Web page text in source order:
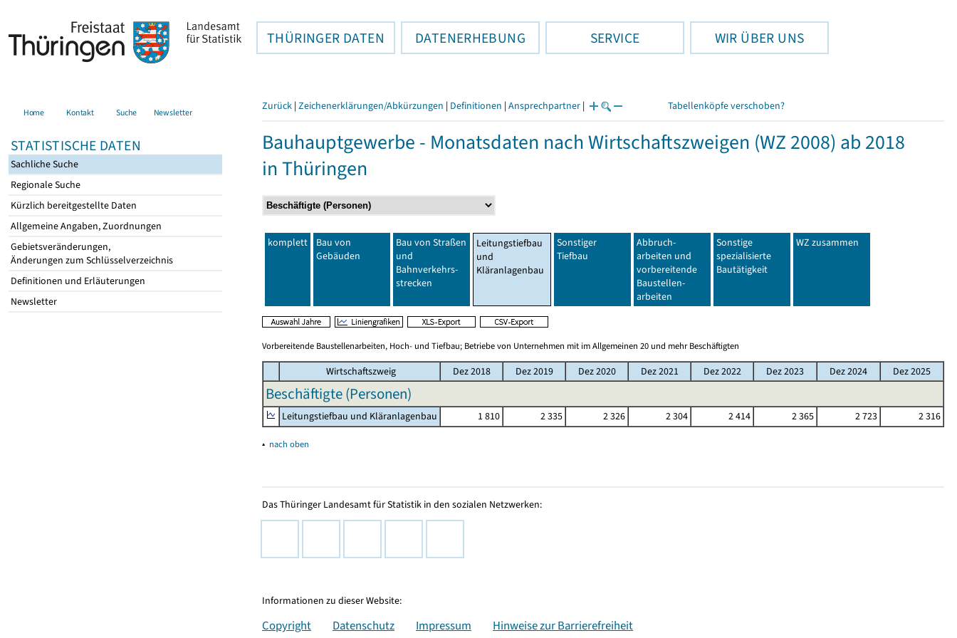
THÜRINGER DATEN DATENERHEBUNG SERVICE WIR ÜBER UNS
Home Kontakt Suche Newsletter
STATISTISCHE DATEN
Sachliche Suche
Regionale Suche
Kürzlich bereitgestellte Daten
Allgemeine Angaben, Zuordnungen
Gebietsveränderungen,
Änderungen zum Schlüsselverzeichnis
Definitionen und Erläuterungen
Newsletter
Zurück | Zeichenerklärungen/Abkürzungen | Definitionen | Ansprechpartner | Tabellenköpfe verschoben?
Bauhauptgewerbe - Monatsdaten nach Wirtschaftszweigen (WZ 2008) ab 2018
in Thüringen
komplett
Bau von
Gebäuden
Bau von Straßen
und
Bahnverkehrs-
strecken
Leitungstiefbau
und
Kläranlagenbau
Sonstiger
Tiefbau
Abbruch-
arbeiten und
vorbereitende
Baustellen-
arbeiten
Sonstige
spezialisierte
Bautätigkeit
WZ zusammen
Vorbereitende Baustellenarbeiten, Hoch- und Tiefbau; Betriebe von Unternehmen mit im Allgemeinen 20 und mehr Beschäftigten
Wirtschaftszweig Dez 2018 Dez 2019 Dez 2020 Dez 2021 Dez 2022 Dez 2023 Dez 2024 Dez 2025
Beschäftigte (Personen)
Leitungstiefbau und Kläranlagenbau 1 810 2 335 2 326 2 304 2 414 2 365 2 723 2 316
▴ nach oben
Das Thüringer Landesamt für Statistik in den sozialen Netzwerken:
Informationen zu dieser Website:
Copyright Datenschutz Impressum Hinweise zur Barrierefreiheit